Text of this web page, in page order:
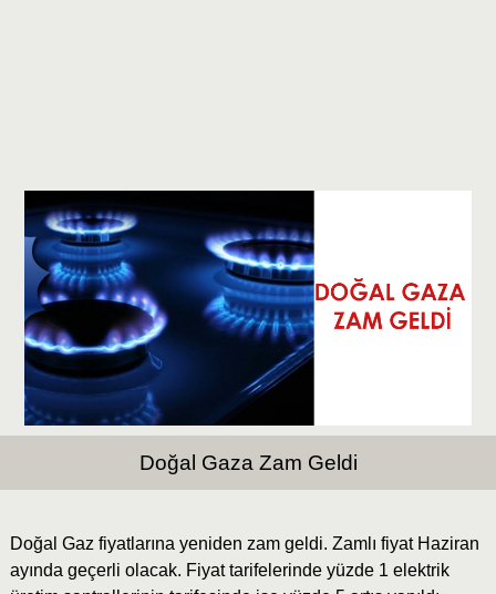
Doğal Gaza Zam Geldi
Doğal Gaz fiyatlarına yeniden zam geldi. Zamlı fiyat Haziran
ayında geçerli olacak. Fiyat tarifelerinde yüzde 1 elektrik